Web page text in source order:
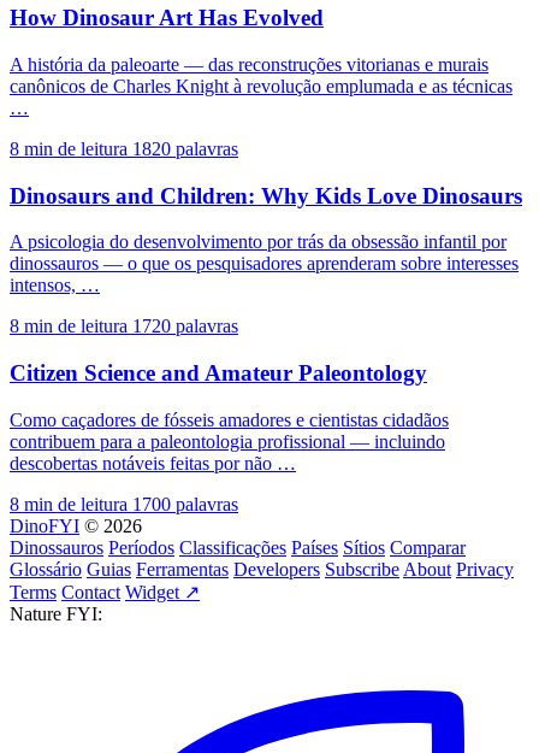
How Dinosaur Art Has Evolved
A história da paleoarte — das reconstruções vitorianas e murais
canônicos de Charles Knight à revolução emplumada e as técnicas
…
8 min de leitura 1820 palavras
Dinosaurs and Children: Why Kids Love Dinosaurs
A psicologia do desenvolvimento por trás da obsessão infantil por
dinossauros — o que os pesquisadores aprenderam sobre interesses
intensos, …
8 min de leitura 1720 palavras
Citizen Science and Amateur Paleontology
Como caçadores de fósseis amadores e cientistas cidadãos
contribuem para a paleontologia profissional — incluindo
descobertas notáveis feitas por não …
8 min de leitura 1700 palavras
DinoFYI © 2026
Dinossauros Períodos Classificações Países Sítios Comparar
Glossário Guias Ferramentas Developers Subscribe About Privacy
Terms Contact Widget ↗
Nature FYI: